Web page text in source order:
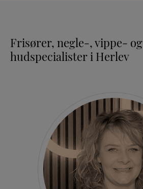
Frisører, negle-, vippe- og
hudspecialister i Herlev